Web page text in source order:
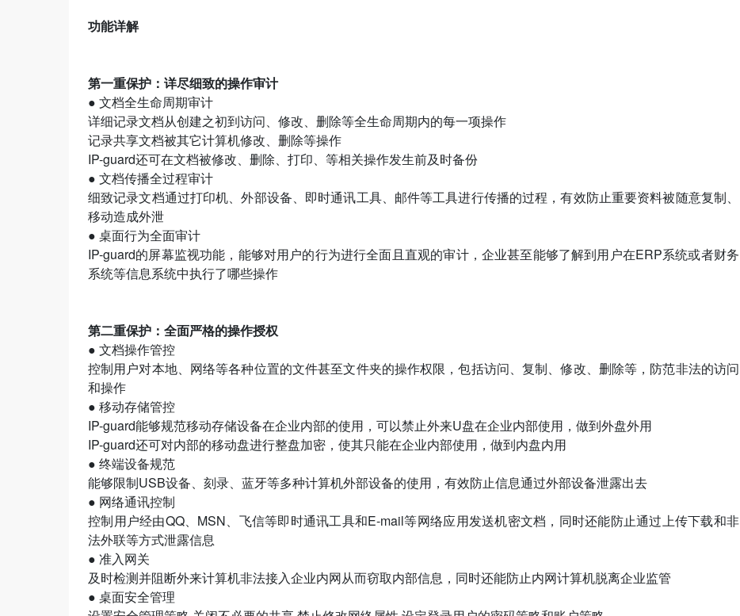
功能详解
第一重保护：详尽细致的操作审计
● 文档全生命周期审计
详细记录文档从创建之初到访问、修改、删除等全生命周期内的每一项操作
记录共享文档被其它计算机修改、删除等操作
IP-guard还可在文档被修改、删除、打印、等相关操作发生前及时备份
● 文档传播全过程审计
细致记录文档通过打印机、外部设备、即时通讯工具、邮件等工具进行传播的过程，有效防止重要资料被随意复制、
移动造成外泄
● 桌面行为全面审计
IP-guard的屏幕监视功能，能够对用户的行为进行全面且直观的审计，企业甚至能够了解到用户在ERP系统或者财务
系统等信息系统中执行了哪些操作
第二重保护：全面严格的操作授权
● 文档操作管控
控制用户对本地、网络等各种位置的文件甚至文件夹的操作权限，包括访问、复制、修改、删除等，防范非法的访问
和操作
● 移动存储管控
IP-guard能够规范移动存储设备在企业内部的使用，可以禁止外来U盘在企业内部使用，做到外盘外用
IP-guard还可对内部的移动盘进行整盘加密，使其只能在企业内部使用，做到内盘内用
● 终端设备规范
能够限制USB设备、刻录、蓝牙等多种计算机外部设备的使用，有效防止信息通过外部设备泄露出去
● 网络通讯控制
控制用户经由QQ、MSN、飞信等即时通讯工具和E-mail等网络应用发送机密文档，同时还能防止通过上传下载和非
法外联等方式泄露信息
● 准入网关
及时检测并阻断外来计算机非法接入企业内网从而窃取内部信息，同时还能防止内网计算机脱离企业监管
● 桌面安全管理